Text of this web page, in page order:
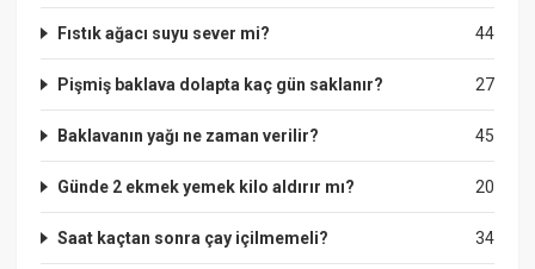
44
Fıstık ağacı suyu sever mi?
27
Pişmiş baklava dolapta kaç gün saklanır?
45
Baklavanın yağı ne zaman verilir?
20
Günde 2 ekmek yemek kilo aldırır mı?
34
Saat kaçtan sonra çay içilmemeli?